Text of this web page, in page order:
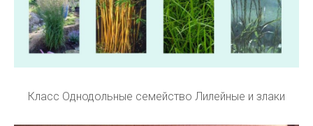
Класс Однодольные семейство Лилейные и злаки